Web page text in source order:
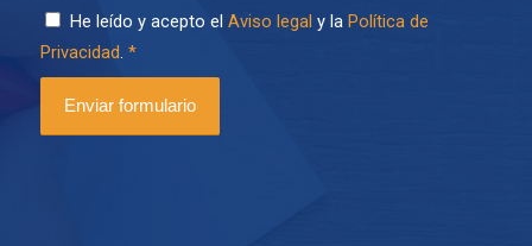
He leído y acepto el Aviso legal y la Política de
Privacidad. *